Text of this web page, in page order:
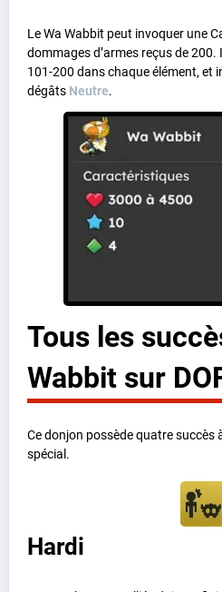
Le Wa Wabbit peut invoquer une
dommages d’armes reçus de
101-200 dans chaque élément, et
dégâts Neutre.
Tous les
Wabbit sur
Ce donjon possède quatre succès
spécial.
Hardi